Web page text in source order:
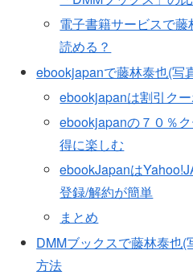
電子書籍サービスで
読める？
ebookjapanで藤林泰也(写
ebookjapanは割引ク
ebookjapanの７０％
得に楽しむ
ebookJapanは
登録/解約が簡単
まとめ
DMMブックスで藤林泰也(
方法